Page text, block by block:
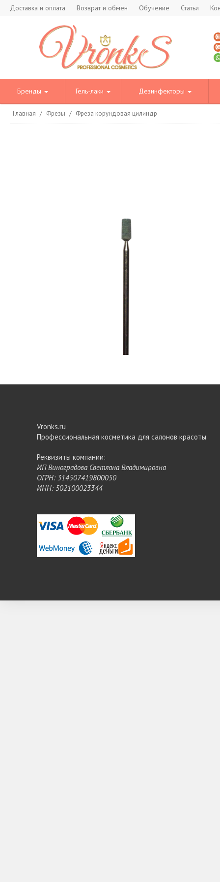
Доставка и оплата Возврат и обмен Обучение Статьи
Бренды Гель-лаки Дезинфекторы
Главная / Фрезы / Фреза корундовая цилиндр
Vronks.ru
Профессиональная косметика для салонов красоты
Реквизиты компании:
ИП Виноградова Светлана Владимировна
ОГРН: 314507419800050
ИНН: 502100023344